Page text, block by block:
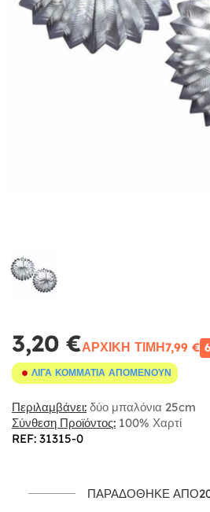
3,20 €ΑΡΧΙΚΉ ΤΙΜΉ7,99 €
ΛΊΓΑ ΚΟΜΜΆΤΙΑ ΑΠΟΜΈΝΟΥΝ
Περιλαμβάνει: δύο μπαλόνια 25cm
Σύνθεση Προϊόντος: 100% Χαρτί
REF: 31315-0
ΠΑΡΑΔΌΘΗΚΕ